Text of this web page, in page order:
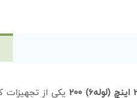
یکی از تجهیزات